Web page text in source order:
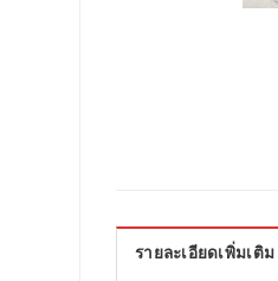
รายละเอียดเพิ่มเติม